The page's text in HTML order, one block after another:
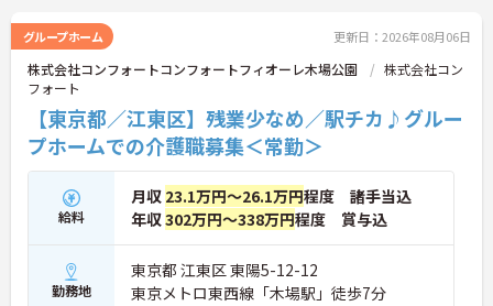
グループホーム 更新日：2026年08月06日
株式会社コンフォートコンフォートフィオーレ木場公園
株式会社コン
フォート
【東京都／江東区】残業少なめ／駅チカ♪グルー
プホームでの介護職募集＜常勤＞
給料
月収 23.1万円～26.1万円程度 諸手当込
年収302万円～338万円程度 賞与込
勤務地
東京都 江東区 東陽5-12-12
東京メトロ東西線「木場駅」徒歩7分